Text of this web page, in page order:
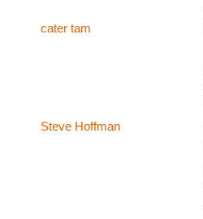
cater tam
Steve Hoffman